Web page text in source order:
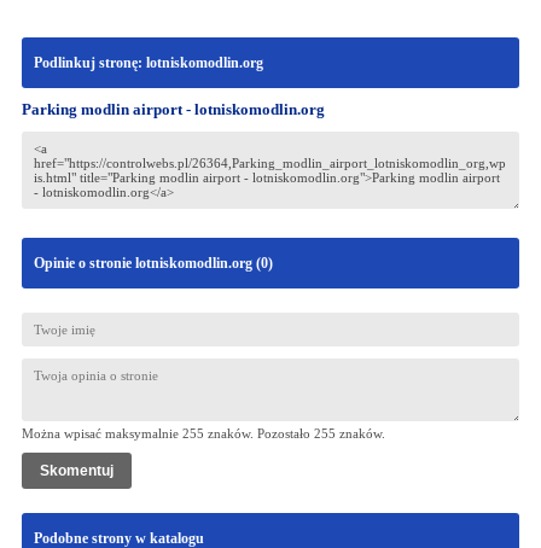
Podlinkuj stronę: lotniskomodlin.org
Parking modlin airport - lotniskomodlin.org
Opinie o stronie lotniskomodlin.org (0)
Można wpisać maksymalnie 255 znaków. Pozostało 255 znaków.
Podobne strony w katalogu